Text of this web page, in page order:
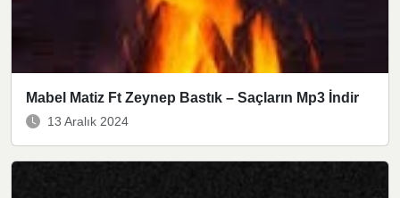
Mabel Matiz Ft Zeynep Bastık – Saçların Mp3 İndir
13 Aralık 2024